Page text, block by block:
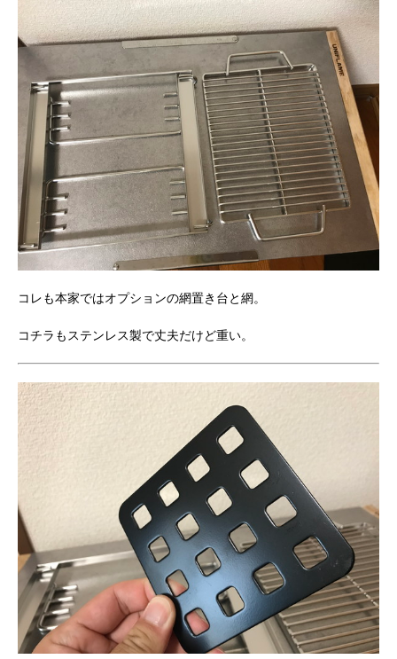
コレも本家ではオプションの網置き台と網。
コチラもステンレス製で丈夫だけど重い。